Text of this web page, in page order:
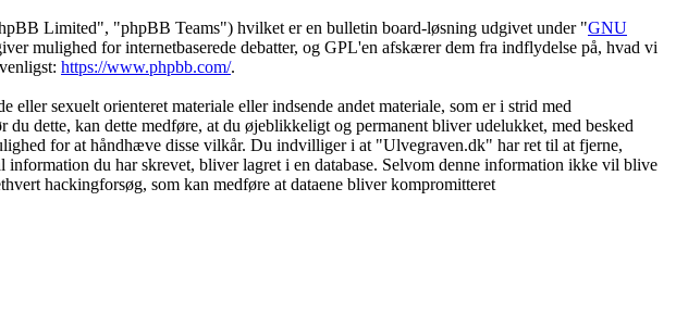
Limited", "phpBB Teams") hvilket er en bulletin board-løsning udgivet under "GNU
mulighed for internetbaserede debatter, og GPL'en afskærer dem fra indflydelse på, hvad vi
https://www.phpbb.com/.
sexuelt orienteret materiale eller indsende andet materiale, som er i strid med
dette, kan dette medføre, at du øjeblikkeligt og permanent bliver udelukket, med besked
for at håndhæve disse vilkår. Du indvilliger i at "Ulvegraven.dk" har ret til at fjerne,
du har skrevet, bliver lagret i en database. Selvom denne information ikke vil blive
hackingforsøg, som kan medføre at dataene bliver kompromitteret